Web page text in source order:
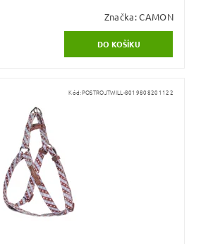
Značka:CAMON
Kód:POSTROJTWILL-8019808201122